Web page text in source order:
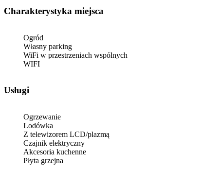
Charakterystyka miejsca
Ogród
Własny parking
WiFi w przestrzeniach wspólnych
WIFI
Usługi
Ogrzewanie
Lodówka
Z telewizorem LCD/plazmą
Czajnik elektryczny
Akcesoria kuchenne
Płyta grzejna